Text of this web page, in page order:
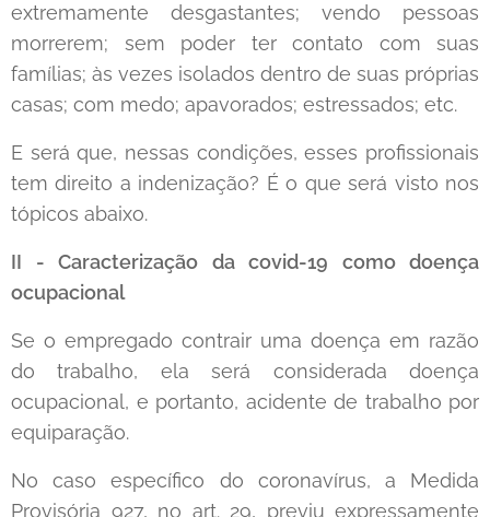
extremamente desgastantes; vendo pessoas
morrerem; sem poder ter contato com suas
famílias; às vezes isolados dentro de suas próprias
casas; com medo; apavorados; estressados; etc.
E será que, nessas condições, esses profissionais
tem direito a indenização? É o que será visto nos
tópicos abaixo.
II - Caracterização da covid-19 como doença
ocupacional
Se o empregado contrair uma doença em razão
do trabalho, ela será considerada doença
ocupacional, e portanto, acidente de trabalho por
equiparação.
No caso específico do coronavírus, a Medida
Provisória 927, no art. 29, previu expressamente